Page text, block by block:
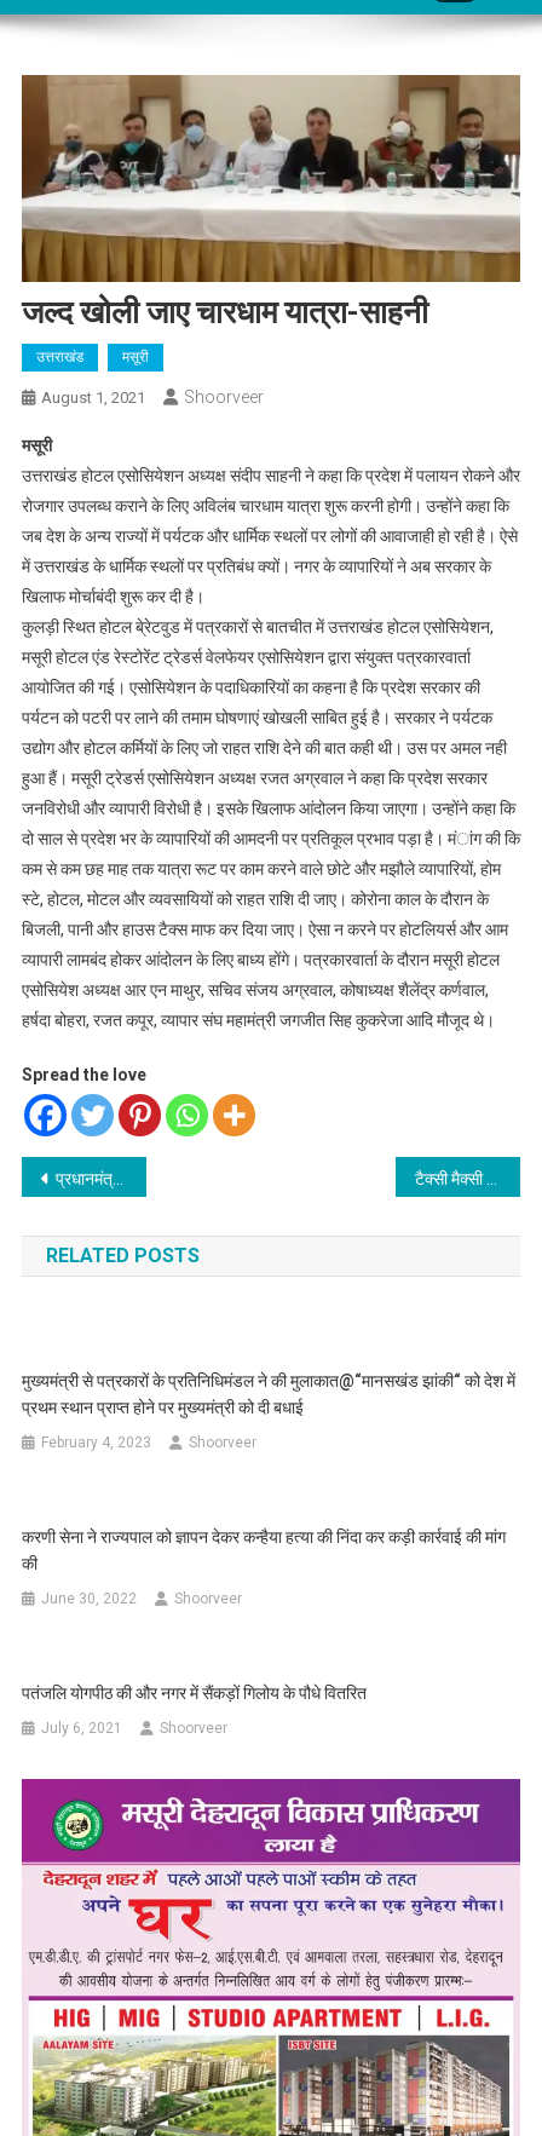
जल्द खोली जाए चारधाम यात्रा-साहनी
उत्तराखंड मसूरी
August 1, 2021 Shoorveer
मसूरी
उत्तराखंड होटल एसोसियेशन अध्यक्ष संदीप साहनी ने कहा कि प्रदेश में पलायन रोकने और
रोजगार उपलब्ध कराने के लिए अविलंब चारधाम यात्रा शुरू करनी होगी। उन्होंने कहा कि
जब देश के अन्य राज्यों में पर्यटक और धार्मिक स्थलों पर लोगों की आवाजाही हो रही है। ऐसे
में उत्तराखंड के धार्मिक स्थलों पर प्रतिबंध क्यों। नगर के व्यापारियों ने अब सरकार के
खिलाफ मोर्चाबंदी शुरू कर दी है।
कुलड़ी स्थित होटल बे्रेटवुड में पत्रकारों से बातचीत में उत्तराखंड होटल एसोसियेशन,
मसूरी होटल एंड रेस्टोरेंट ट्रेडर्स वेलफेयर एसोसियेशन द्वारा संयुक्त पत्रकारवार्ता
आयोजित की गई। एसोसियेशन के पदाधिकारियों का कहना है कि प्रदेश सरकार की
पर्यटन को पटरी पर लाने की तमाम घोषणाएं खोखली साबित हुई है। सरकार ने पर्यटक
उद्योग और होटल कर्मियों के लिए जो राहत राशि देने की बात कही थी। उस पर अमल नही
हुआ हैं। मसूरी ट्रेडर्स एसोसियेशन अध्यक्ष रजत अग्रवाल ने कहा कि प्रदेश सरकार
जनविरोधी और व्यापारी विरोधी है। इसके खिलाफ आंदोलन किया जाएगा। उन्होंने कहा कि
दो साल से प्रदेश भर के व्यापारियों की आमदनी पर प्रतिकूल प्रभाव पड़ा है। मंांग की कि
कम से कम छह माह तक यात्रा रूट पर काम करने वाले छोटे और मझौले व्यापारियों, होम
स्टे, होटल, मोटल और व्यवसायियों को राहत राशि दी जाए। कोरोना काल के दौरान के
बिजली, पानी और हाउस टैक्स माफ कर दिया जाए। ऐसा न करने पर होटलियर्स और आम
व्यापारी लामबंद होकर आंदोलन के लिए बाध्य होंगे। पत्रकारवार्ता के दौरान मसूरी होटल
एसोसियेश अध्यक्ष आर एन माथुर, सचिव संजय अग्रवाल, कोषाध्यक्ष शैलेंद्र कर्णवाल,
हर्षदा बोहरा, रजत कपूर, व्यापार संघ महामंत्री जगजीत सिह कुकरेजा आदि मौजूद थे।
Spread the love
Post
navigation
प्रधानमंत्री 2 अगस्त को डिजिटल पेमेंट सॉल्‍यूशन ‘ई-रुपी’ लॉन्च करेंगे
RELATED POSTS
मुख्यमंत्री से पत्रकारों के प्रतिनिधिमंडल ने की मुलाकात@“मानसखंड झांकी“ को देश में
प्रथम स्थान प्राप्त होने पर मुख्यमंत्री को दी बधाई
February 4, 2023 Shoorveer
करणी सेना ने राज्यपाल को ज्ञापन देकर कन्हैया हत्या की निंदा कर कड़ी कार्रवाई की मांग
की
June 30, 2022 Shoorveer
पतंजलि योगपीठ की और नगर में सैंकड़ों गिलोय के पौधे वितरित
July 6, 2021 Shoorveer